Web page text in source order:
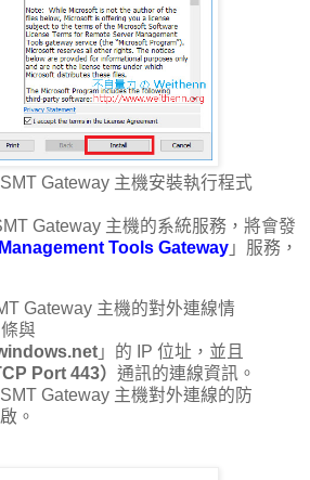
Gateway 主機安裝執行程式
Gateway 主機的系統服務，將會發
Tools Gateway 」服務，
Gateway 主機的對外連線情
與
」的 IP 位址，並且
Port 443） 通訊的連線資訊。
Gateway 主機對外連線的防
。